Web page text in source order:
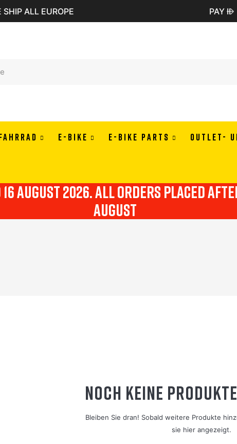
PAY IN 3 OR 4 RATES WITH ALMAPAY
E-BIKE E-BIKE PARTS OUTLET-
august 2026. all orders placed
august
NOCH KEINE
Bleiben Sie dran! Sobald weitere Produkte
sie hier angezeigt.